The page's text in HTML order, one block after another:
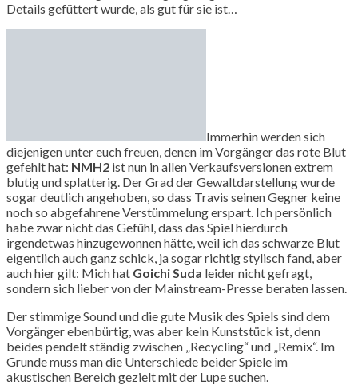
Details gefüttert wurde, als gut für sie ist…
Immerhin werden sich
diejenigen unter euch freuen, denen im Vorgänger das rote Blut
gefehlt hat: NMH2 ist nun in allen Verkaufsversionen extrem
blutig und splatterig. Der Grad der Gewaltdarstellung wurde
sogar deutlich angehoben, so dass Travis seinen Gegner keine
noch so abgefahrene Verstümmelung erspart. Ich persönlich
habe zwar nicht das Gefühl, dass das Spiel hierdurch
irgendetwas hinzugewonnen hätte, weil ich das schwarze Blut
eigentlich auch ganz schick, ja sogar richtig stylisch fand, aber
auch hier gilt: Mich hat Goichi Suda leider nicht gefragt,
sondern sich lieber von der Mainstream-Presse beraten lassen.
Der stimmige Sound und die gute Musik des Spiels sind dem
Vorgänger ebenbürtig, was aber kein Kunststück ist, denn
beides pendelt ständig zwischen „Recycling“ und „Remix“. Im
Grunde muss man die Unterschiede beider Spiele im
akustischen Bereich gezielt mit der Lupe suchen.